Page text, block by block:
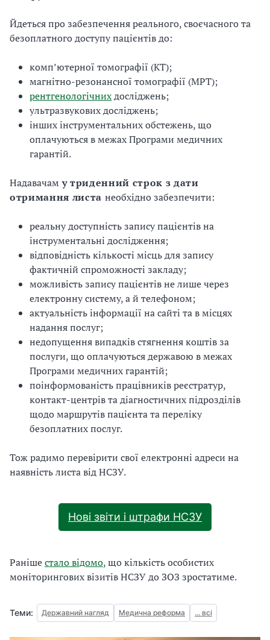
Йдеться про забезпечення реального, своєчасного та
безоплатного доступу пацієнтів до:
комп’ютерної томографії (КТ);
магнітно-резонансної томографії (МРТ);
рентгенологічнихдосліджень;
ультразвукових досліджень;
інших інструментальних обстежень, що
оплачуються в межах Програми медичних
гарантій.
Надавачам у триденний строк з дати
отримання листа необхідно забезпечити:
реальну доступність запису пацієнтів на
інструментальні дослідження;
відповідність кількості місць для запису
фактичній спроможності закладу;
можливість запису пацієнтів не лише через
електронну систему, а й телефоном;
актуальність інформації на сайті та в місцях
надання послуг;
недопущення випадків стягнення коштів за
послуги, що оплачуються державою в межах
Програми медичних гарантій;
поінформованість працівників реєстратур,
контакт-центрів та діагностичних підрозділів
щодо маршрутів пацієнта та переліку
безоплатних послуг.
Тож радимо перевірити свої електронні адреси на
наявність листа від НСЗУ.
Нові звіти і штрафи НСЗУ
Ранішестало відомо, що кількість особистих
моніторингових візитів НСЗУ до ЗОЗ зростатиме.
Теми: Державний нагляд Медична реформа ... всі